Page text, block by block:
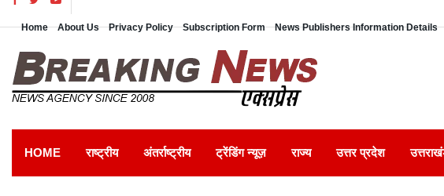
Home About Us Privacy Policy Subscription Form News Publishers Information Details
HOME राष्ट्रीय अंतर्राष्ट्रीय ट्रेंडिंग न्यूज़ राज्य उत्तर प्रदेश